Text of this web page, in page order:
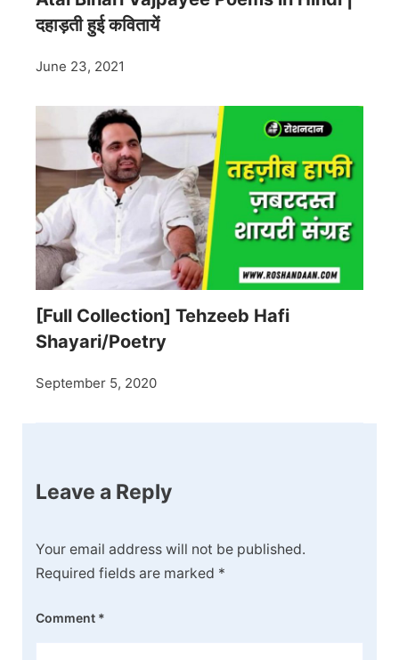
दहाड़ती हुई कवितायें
June 23, 2021
[Full Collection] Tehzeeb Hafi
Shayari/Poetry
September 5, 2020
Leave a Reply
Your email address will not be published.
Required fields are marked *
Comment *